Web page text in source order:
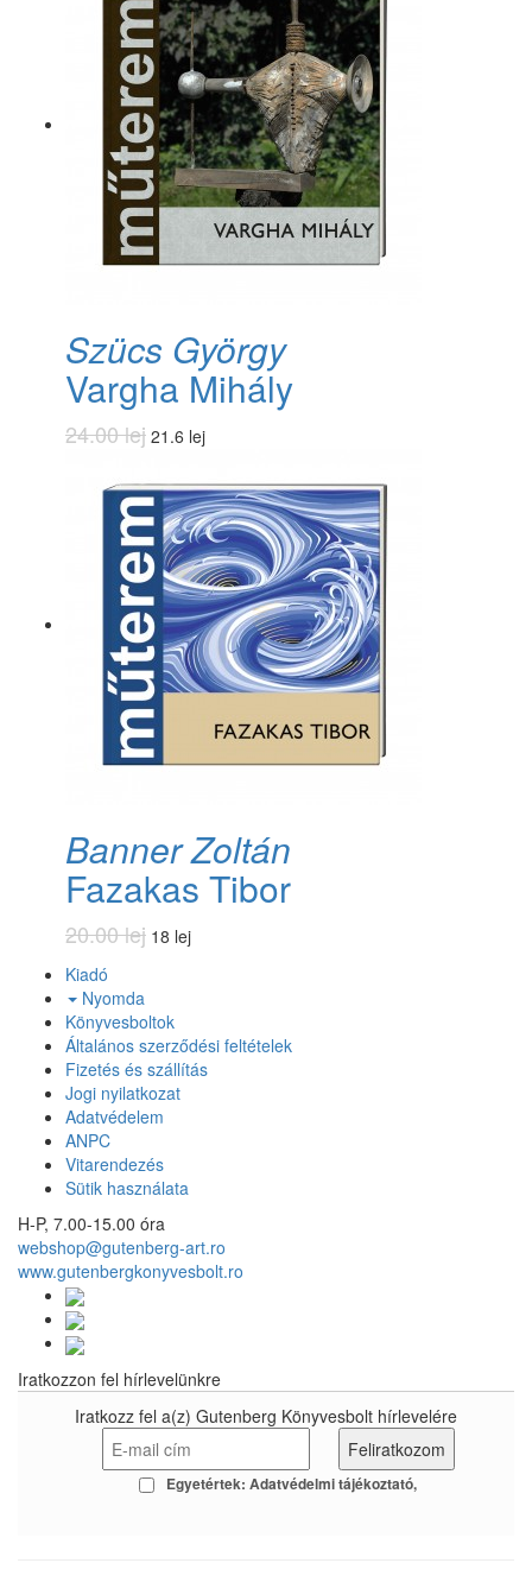
Szücs György
Vargha Mihály
24.00 lej 21.6 lej
Banner Zoltán
Fazakas Tibor
20.00 lej 18 lej
Kiadó
Nyomda
Könyvesboltok
Általános szerződési feltételek
Fizetés és szállítás
Jogi nyilatkozat
Adatvédelem
ANPC
Vitarendezés
Sütik használata
H-P, 7.00-15.00 óra
webshop@gutenberg-art.ro
www.gutenbergkonyvesbolt.ro
Iratkozzon fel hírlevelünkre
Iratkozz fel a(z) Gutenberg Könyvesbolt hírlevelére
Egyetértek: Adatvédelmi tájékoztató